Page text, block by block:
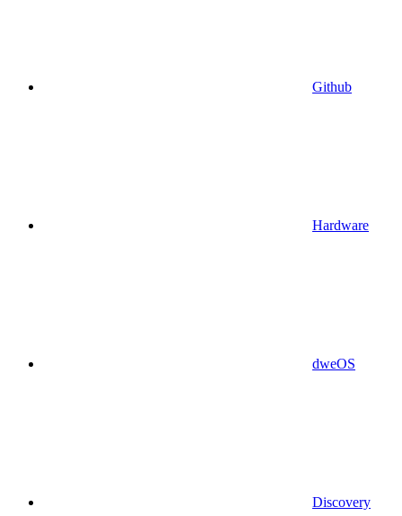
Github
Hardware
dweOS
Discovery